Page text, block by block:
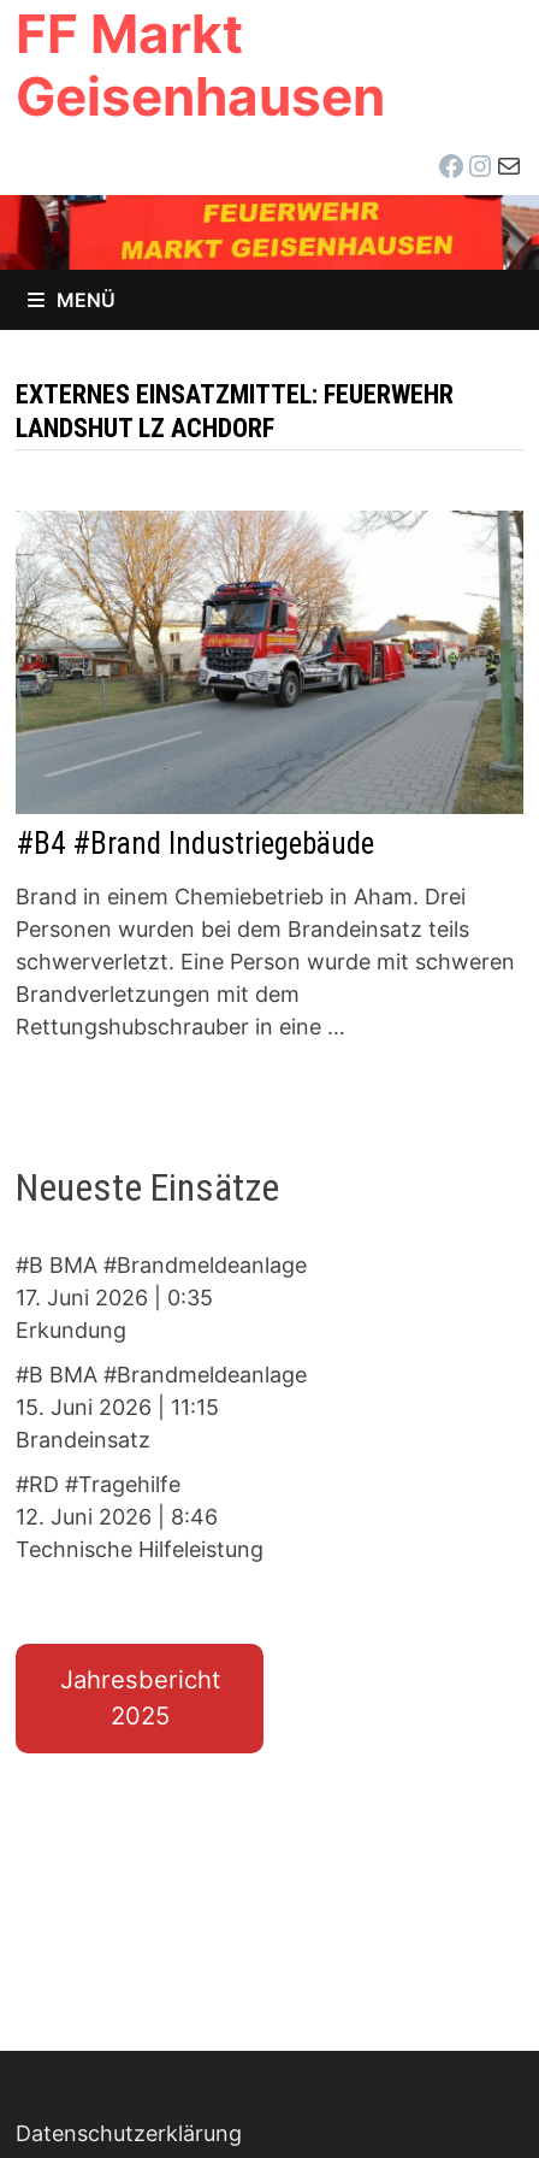
Zum
Inhalt
springen
FF Markt
Geisenhausen
E-
MENÜ
EXTERNES EINSATZMITTEL: FEUERWEHR
LANDSHUT LZ ACHDORF
#B4 #Brand Industriegebäude
Brand in einem Chemiebetrieb in Aham. Drei
Personen wurden bei dem Brandeinsatz teils
schwerverletzt. Eine Person wurde mit schweren
Brandverletzungen mit dem
Rettungshubschrauber in eine …
Neueste Einsätze
#B BMA #Brandmeldeanlage
17. Juni 2026
0:35
Erkundung
#B BMA #Brandmeldeanlage
15. Juni 2026
11:15
Brandeinsatz
#RD #Tragehilfe
12. Juni 2026
8:46
Technische Hilfeleistung
Jahresbericht
2025
Datenschutzerklärung